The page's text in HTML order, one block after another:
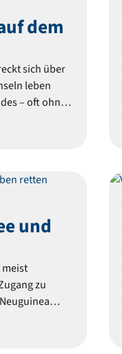
dem
sich über
leben
– oft ohne
Doch nun
und
zu
Nun